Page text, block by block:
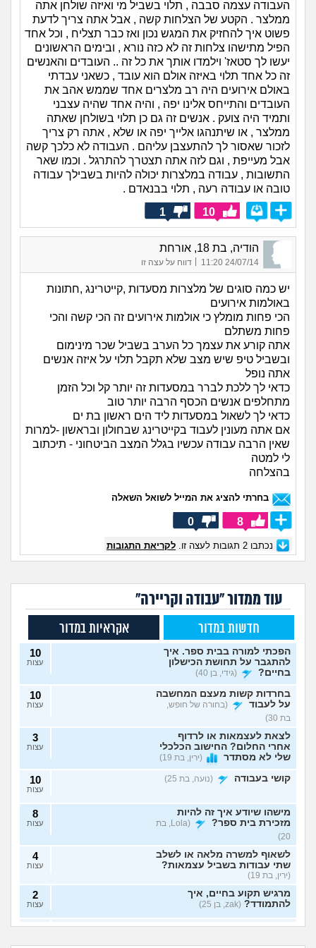
העבודה עצמה סבבה , תלוי בשביל מי ואיזה שולחן אתה
ממלצר . הקטע של הצלחות קשה , אבל אתה צריך לדעת
פשוט איך להחזיק את המגש נכון ואז כבר תצליח , וכל אחד
הפיל מתישהו צלחות זה לא כזה נורא , ובימים הראשונים
יעשו לך סטאז' וילמדו אותך את כל זה .. העובדים והאנשים
זה כל אחד תלוי באיזה אולם הוא עובד , כשאני עבדתי
באולם אירועים היה רב מלצרים אחד שממש אהב את
העובדים והתייחס אלינו יפה , והיה אחד שהיה עצבני
ותמיד היה צועק . אנשים זה גם כן תלוי בשולחן שאתה
ממלצר , או שיתנהגו אלייך יפה או שלא , אתה רק צריך
לזכור שאסור לך להתעצבן עליהם . העבודה לא כלכך קשה
אבל מעייפת , וגם לזה אתה תצטרך להתרגל . וכמו שאר
התשובות , עבודה במלצרות יכולה להיות בשבילך עבודה
טובה או עבודה רעה , תלוי בבנאדם .
10
1
הודיה, בת 18, אורחת
24/07/14 11:20 דווח על עצה זו
יש כמה סוגים של מלצרות מסעדות ,קייטרינג ,חתונות
באולמות אירועים
הכי פחות מומלץ כי אולמות אירועים זה הכי קשה והכי
פחות משתלם
אתה קורע את עצמך כל הערב בשביל שכר מינימום
ובשביל טיפ שיש מצב שלא תקבל תלוי על איזה אנשים
אתה נופל
כדאי לך ללכת לברר במסעדות זה יותר קל וכל הזמן
מתחלפים אנשים הכסף הרבה יותר טוב
כדאי לך לשאול במסעדות ליד הים ראשון בת ים
אם אתה מעונין לעבוד בקייטרינג שבחולון ובראשון -למרות
שאין הרבה עבודה עכשיו בגלל המצב הביטחוני - תיכתוב
לי למטה
בהצלחה
בחרתי להציג את המייל לשואל השאלה
8
0
נכתבו 2 תגובות לעצה זו. לקריאת התגובות
עוד ממדור "עבודה וקריירה"
חדשות במדור אקראיות במדור
הפכתי למורה בבית ספר. איך
להתגבר על תחושת הכישלון
בחיים?
(גידי, בן 40)
10
עצות
בחרדות קשות מעצם המחשבה
על לעבוד
(בחורה של חופש,
בת 30)
10
עצות
לצאת לעצמאות או לרדוף
אחרי החלום? החישוב הכלכלי
שלי לא מסתדר
(ירין, בת 19)
3
עצות
קושי בעבודה (נועה, בת 25) 10
עצות
מישהו שיודע איך זה להיות
מזכירת בית ספר?
(Lola, בת
20)
8
עצות
לשאוף למשרה מלאה או לשלב
שתי עבודות בשביל עצמאות?
(ירין, בת 19)
4
עצות
מרגיש תקוע בחיים, איך
להתמודד? (zak, בן 25)
2
עצות
איך לעשות כסף מתמונות של
7
יכולים לפטר אותי כי
הגשתי ציפיית שכר
אני מעצבת גרפית,
ללכת להפגין? זה